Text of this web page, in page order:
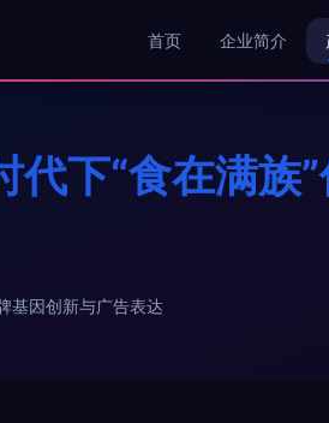
首页 企业简介
下“食在满族
基因创新与广告表达